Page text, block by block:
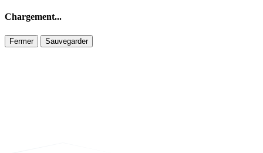
Chargement...
Fermer Sauvegarder